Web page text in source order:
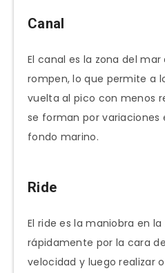
Canal
El canal es la zona del mar
rompen, lo que permite a
vuelta al pico con menos
se forman por variaciones
fondo marino.
Ride
El ride es la maniobra en
rápidamente por la cara
velocidad y luego realizar